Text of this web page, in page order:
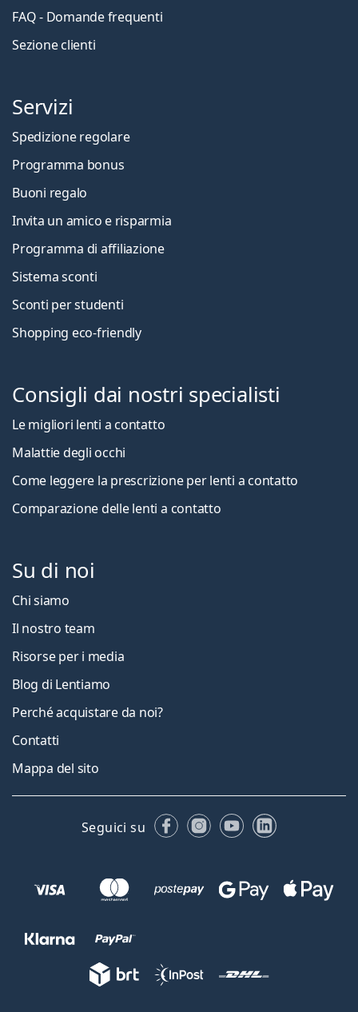
FAQ - Domande frequenti
Sezione clienti
Servizi
Spedizione regolare
Programma bonus
Buoni regalo
Invita un amico e risparmia
Programma di affiliazione
Sistema sconti
Sconti per studenti
Shopping eco-friendly
Consigli dai nostri specialisti
Le migliori lenti a contatto
Malattie degli occhi
Come leggere la prescrizione per lenti a contatto
Comparazione delle lenti a contatto
Su di noi
Chi siamo
Il nostro team
Risorse per i media
Blog di Lentiamo
Perché acquistare da noi?
Contatti
Mappa del sito
Seguici su FacebookInstagram
YouTubeLinkedIn